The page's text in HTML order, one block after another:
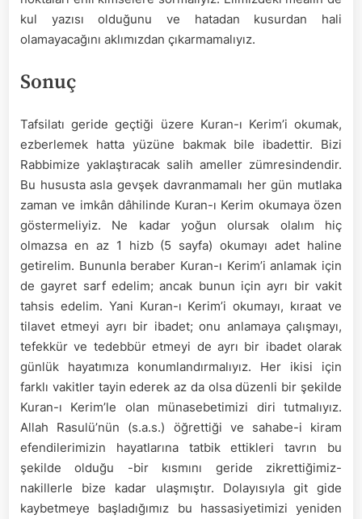
kul yazısı olduğunu ve hatadan kusurdan hali
olamayacağını aklımızdan çıkarmamalıyız.
Sonuç
Tafsilatı geride geçtiği üzere Kuran-ı Kerim’i okumak,
ezberlemek hatta yüzüne bakmak bile ibadettir. Bizi
Rabbimize yaklaştıracak salih ameller zümresindendir.
Bu hususta asla gevşek davranmamalı her gün mutlaka
zaman ve imkân dâhilinde Kuran-ı Kerim okumaya özen
göstermeliyiz. Ne kadar yoğun olursak olalım hiç
olmazsa en az 1 hizb (5 sayfa) okumayı adet haline
getirelim. Bununla beraber Kuran-ı Kerim’i anlamak için
de gayret sarf edelim; ancak bunun için ayrı bir vakit
tahsis edelim. Yani Kuran-ı Kerim’i okumayı, kıraat ve
tilavet etmeyi ayrı bir ibadet; onu anlamaya çalışmayı,
tefekkür ve tedebbür etmeyi de ayrı bir ibadet olarak
günlük hayatımıza konumlandırmalıyız. Her ikisi için
farklı vakitler tayin ederek az da olsa düzenli bir şekilde
Kuran-ı Kerim’le olan münasebetimizi diri tutmalıyız.
Allah Rasulü’nün (s.a.s.) öğrettiği ve sahabe-i kiram
efendilerimizin hayatlarına tatbik ettikleri tavrın bu
şekilde olduğu -bir kısmını geride zikrettiğimiz-
nakillerle bize kadar ulaşmıştır. Dolayısıyla git gide
kaybetmeye başladığımız bu hassasiyetimizi yeniden